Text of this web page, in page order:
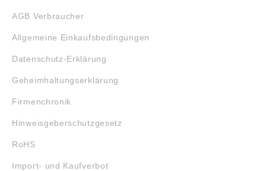
AGB Verbraucher
Allgemeine Einkaufsbedingungen
Datenschutz-Erklärung
Geheimhaltungserklärung
Firmenchronik
Hinweisgeberschutzgesetz
RoHS
Import- und Kaufverbot